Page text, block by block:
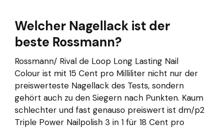
Welcher Nagellack ist der
beste Rossmann?
Rossmann/ Rival de Loop Long Lasting Nail
Colour ist mit 15 Cent pro Milliliter nicht nur der
preiswerteste Nagellack des Tests, sondern
gehört auch zu den Siegern nach Punkten. Kaum
schlechter und fast genauso preiswert ist dm/p2
Triple Power Nailpolish 3 in 1 für 18 Cent pro